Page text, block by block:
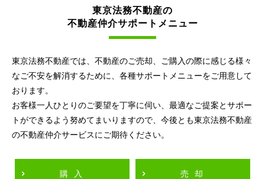
東京法務不動産の
不動産仲介サポートメニュー
東京法務不動産では、不動産のご売却、ご購入の際に感じる様々
なご不安を解消するために、各種サポートメニューをご用意して
おります。
お客様一人ひとりのご要望を丁寧に伺い、最適なご提案とサポー
トができるよう努めてまいりますので、今後とも東京法務不動産
の不動産仲介サービスにご期待ください。
購入 売却